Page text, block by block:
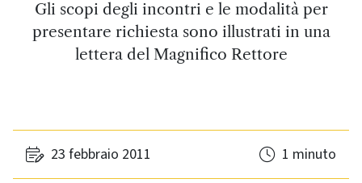
Gli scopi degli incontri e le modalità per
presentare richiesta sono illustrati in una
lettera del Magnifico Rettore
23 febbraio 2011 1 minuto